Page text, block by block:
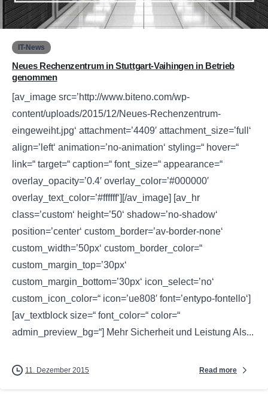
0
IT-News
Neues Rechenzentrum in Stuttgart-Vaihingen in Betrieb
genommen
[av_image src=’http://www.biteno.com/wp-
content/uploads/2015/12/Neues-Rechenzentrum-
eingeweiht.jpg‘ attachment=’4409′ attachment_size=’full‘
align=’left‘ animation=’no-animation‘ styling=“ hover=“
link=“ target=“ caption=“ font_size=“ appearance=“
overlay_opacity=’0.4′ overlay_color=’#000000′
overlay_text_color=’#ffffff‘][/av_image] [av_hr
class=’custom‘ height=’50‘ shadow=’no-shadow‘
position=’center‘ custom_border=’av-border-none‘
custom_width=’50px‘ custom_border_color=“
custom_margin_top=’30px‘
custom_margin_bottom=’30px‘ icon_select=’no‘
custom_icon_color=“ icon=’ue808′ font=’entypo-fontello‘]
[av_textblock size=“ font_color=“ color=“
admin_preview_bg=“] Mehr Sicherheit und Leistung Als...
11. Dezember 2015 Read more